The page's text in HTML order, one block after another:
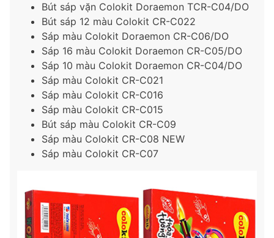
Bút sáp vặn Colokit Doraemon TCR-C04/DO
Bút sáp 12 màu Colokit CR-C022
Sáp màu Colokit Doraemon CR-C06/DO
Sáp 16 màu Colokit Doraemon CR-C05/DO
Sáp 10 màu Colokit Doraemon CR-C04/DO
Sáp màu Colokit CR-C021
Sáp màu Colokit CR-C016
Sáp màu Colokit CR-C015
Bút sáp màu Colokit CR-C09
Sáp màu Colokit CR-C08 NEW
Sáp màu Colokit CR-C07